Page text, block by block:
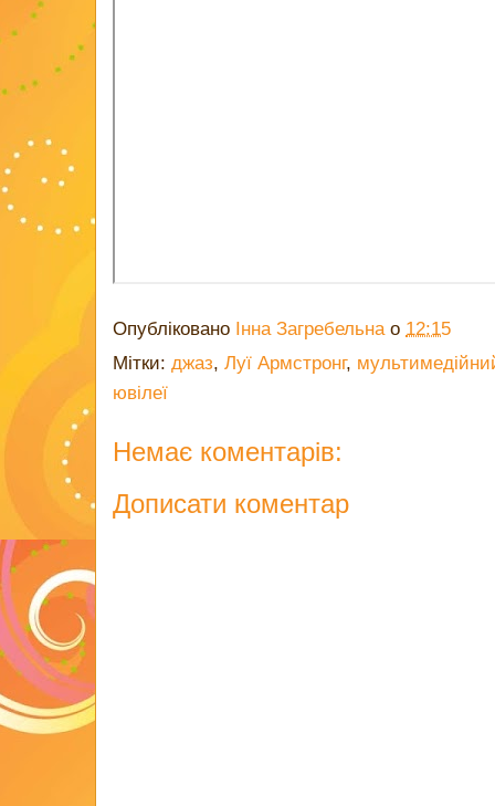
Опубліковано Інна Загребельна о 12:15
Мітки: джаз, Луї Армстронг,
ювілеї
Немає коментарів:
Дописати коментар